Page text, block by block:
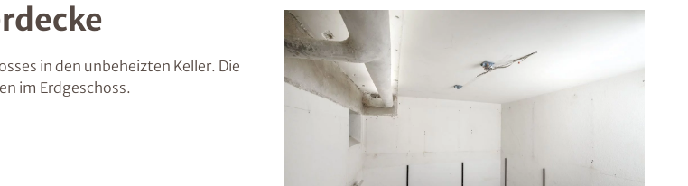
in den unbeheizten Keller. Die
im Erdgeschoss.